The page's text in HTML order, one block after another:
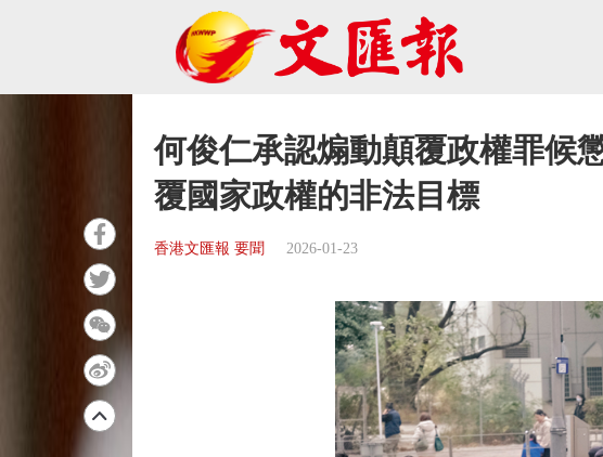
何俊仁承認煽動顛覆政權罪候
覆國家政權的非法目標
香港文匯報 要聞 2026-01-23